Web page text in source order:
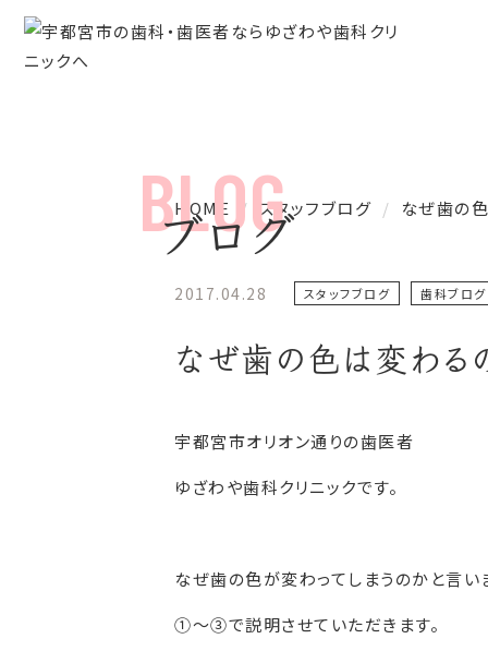
ブログ
HOME スタッフブログ なぜ歯の
2017.04.28 スタッフブログ 歯科ブログ
なぜ歯の色は変わる
宇都宮市オリオン通りの歯医者
ゆざわや歯科クリニックです。
なぜ歯の色が変わってしまうのかと言い
①～③で説明させていただきます。